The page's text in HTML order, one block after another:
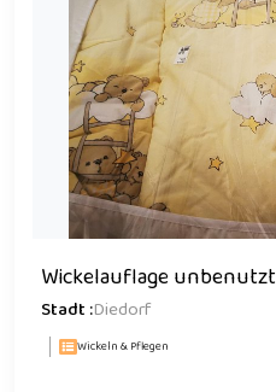
Wickelauflage unbenutzt
Stadt :Diedorf
Wickeln & Pflegen